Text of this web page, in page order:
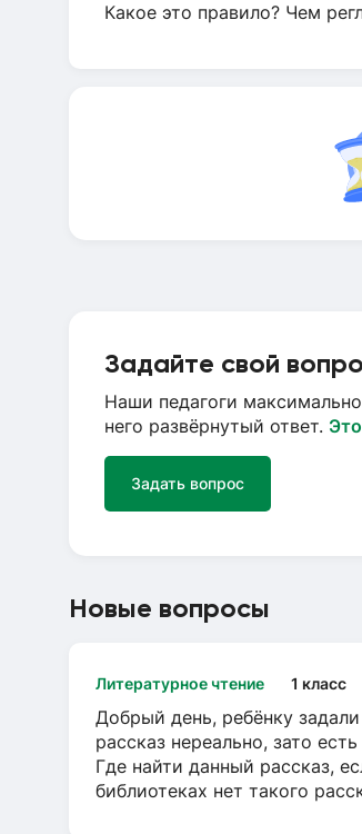
Какое это правило? Чем
Задайте свой
Наши педагоги
него развёрнутый ответ.
Задать вопрос
Новые вопросы
Литературное чтение 1 класс
Добрый день, ребёнку
рассказ нереально, зато
Где найти данный рассказ,
библиотеках нет такого